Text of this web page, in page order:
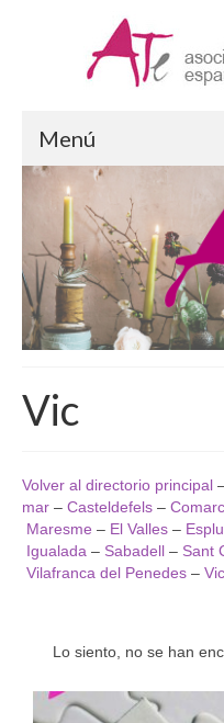
Menú
Arteterapia
¿Qué es la
Formación en
Ejercicio de la
ATe Asociación
Código Ético
Estatutos ATe
Arteterapeutas
Directorio de
Vic
Volver al directorio principal
mar – Casteldefels –
Maresme – El Valles –
Igualada – Sabadell – Sant
Vilafranca del Penedes – Vic
Lo siento, no se han